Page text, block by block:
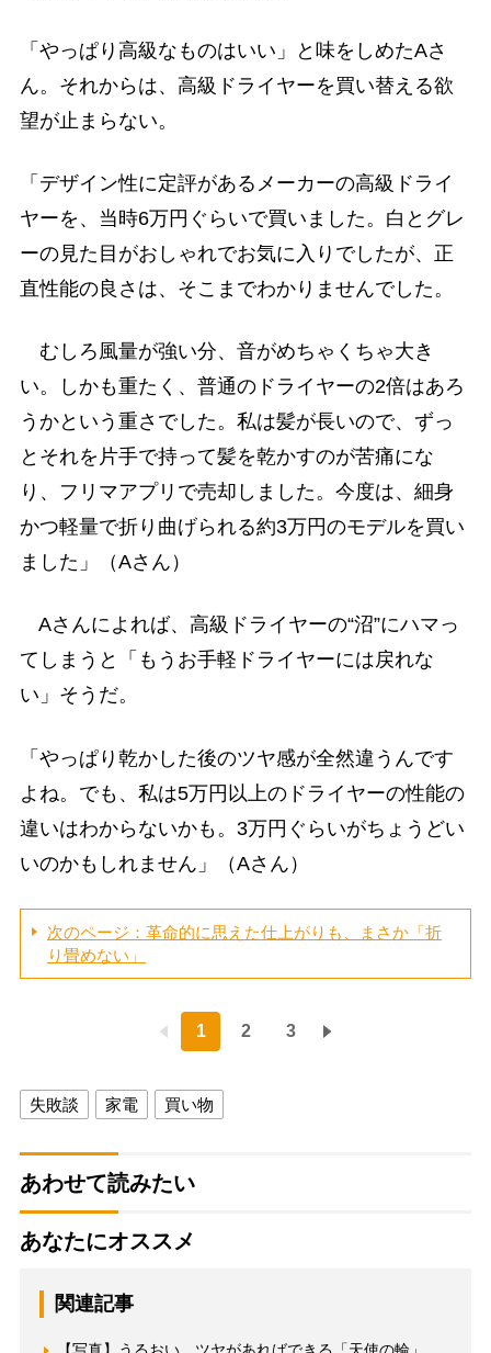
「やっぱり高級なものはいい」と味をしめたAさ
ん。それからは、高級ドライヤーを買い替える欲
望が止まらない。
「デザイン性に定評があるメーカーの高級ドライ
ヤーを、当時6万円ぐらいで買いました。白とグレ
ーの見た目がおしゃれでお気に入りでしたが、正
直性能の良さは、そこまでわかりませんでした。
むしろ風量が強い分、音がめちゃくちゃ大き
い。しかも重たく、普通のドライヤーの2倍はあろ
うかという重さでした。私は髪が長いので、ずっ
とそれを片手で持って髪を乾かすのが苦痛にな
り、フリマアプリで売却しました。今度は、細身
かつ軽量で折り曲げられる約3万円のモデルを買い
ました」（Aさん）
Aさんによれば、高級ドライヤーの“沼”にハマっ
てしまうと「もうお手軽ドライヤーには戻れな
い」そうだ。
「やっぱり乾かした後のツヤ感が全然違うんです
よね。でも、私は5万円以上のドライヤーの性能の
違いはわからないかも。3万円ぐらいがちょうどい
いのかもしれません」（Aさん）
次のページ：革命的に思えた仕上がりも、まさか「折
り畳めない」
1 2 3
失敗談 家電 買い物
あわせて読みたい
あなたにオススメ
関連記事
【写真】うるおい、ツヤがあればできる「天使の輪」。